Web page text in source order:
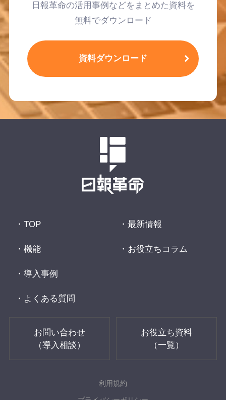
日報革命の活用事例などをまとめた資料を
無料でダウンロード
資料ダウンロード
TOP
機能
導入事例
よくある質問
最新情報
お役立ちコラム
お問い合わせ
（導入相談）
お役立ち資料
（一覧）
利用規約